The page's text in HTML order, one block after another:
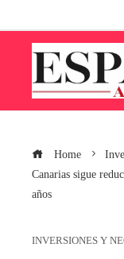
Home
Canarias sigue
años
INVERSIONES Y